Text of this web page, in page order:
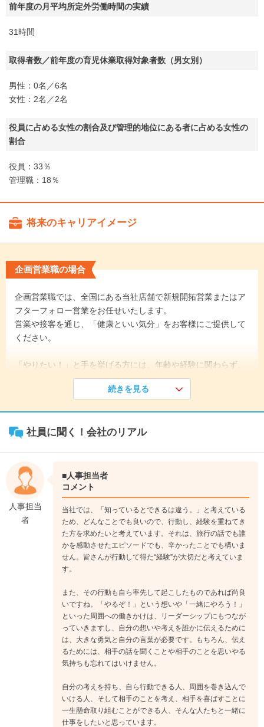
前年度の月平均所定外労働時間の実績
31時間
取得者数／前年度の育児休業取得対象者数（男女別）
男性：0名／6名
女性：2名／2名
役員に占める女性の割合及び管理的地位にある者に占める女性の
割合
役員：33％
管理職：18％
将来のキャリアイメージ
企画営業職の場合
企画営業職では、全国にある当社店舗で新規開拓営業またはア
フターフォロー営業をお任せいたします。
営業や接客を通じ、「健康といい気分」をお客様にご提供して
ください。
「やりたい！」と手を挙げる方には、年齢や経験に関わらず、
どんどん仕事を任せる環境です。早い方では30歳で課長になる
まずは、グループ幹部が新入社員に直接研修を行います。
OJT形式で営業スキルを身に付け、早い社員では1ヶ月目に初
受注も。
《入社3年目》
チームリーダー・先輩とともに営業活動に取り組みます。
お客様への商品説明は主にリーダーが行いますので、皆さんは
リーダーのサポートをしながら、商品知識を蓄えてください。
チームリーダーへ昇進。お客様への商品説明・販売活動・売上
計算といった店舗管理業務はもちろん、部下の教育・マネジメ
ントにも取り組みます。
続きを見る
社員に聞く！会社のリアル
人事担当
者
■人事担当者
コメント
当社では、「知っているとできるは違う。」と考えている
ため、どんなことでも良いので、行動し、経験を重ねてき
た方を求めたいと考えています。それは、旅行の話でも誰
かを感動させたエピソードでも、辛かったことでも構いま
せん。皆さんが行動して得た“経験”が大切だと考えていま
す。
また、その行動も自ら率先して起こしたものであれば尚良
いですね。「やるぞ！」という想いや「一緒にやろう！」
といった周囲への働きかけは、リーダーシップにもつなが
っていきますし、自分の想いや考えを誰かに伝えるために
は、大きな勇気と自分の言葉が必要です。もちろん、伝え
るためには、相手の話を聞くことや相手のことを思いやる
気持ちも忘れてはいけません。
自分の考えを持ち、自ら行動できる人、周囲を巻き込んで
いける人、そして相手のことを考え、相手を喜ばすことに
一生懸命取り組むことができる人、そんな人たちと一緒に
仕事をしたいと思っています。